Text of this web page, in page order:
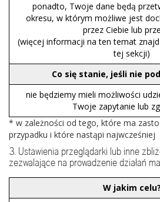
ponadto, Twoje dane będą
okresu, w którym możliwe jest
przez Ciebie lub
(więcej informacji na ten temat
tej sekcji)
Co się stanie, jeśli nie
nie będziemy mieli możliwości
Twoje zapytanie lub
* w zależności od tego, które ma
przypadku i które nastąpi najwcześniej
3. Ustawienia przeglądarki lub inne
zezwalające na prowadzenie działań
W jakim celu?